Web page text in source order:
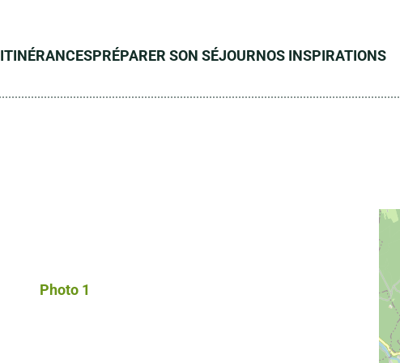
ITINÉRANCESPRÉPARER SON SÉJOURNOS INSPIRATIONS
Photo 1, © Droits libres